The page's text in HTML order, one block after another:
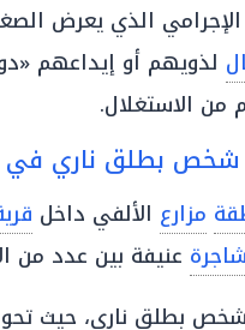
الذي يعرض
لذويهم أو إيداعهم
من الاستغلال.
شخص بطلق ناري
مزارع الألفي داخل
عنيفة بين عدد من
شخص بطلق ناري، حيث